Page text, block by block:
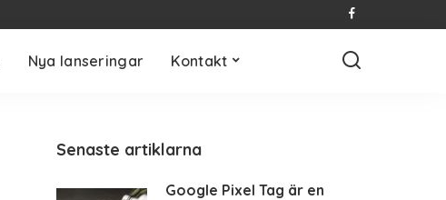
Nya lanseringar Kontakt
Senaste artiklarna
Google Pixel Tag är en